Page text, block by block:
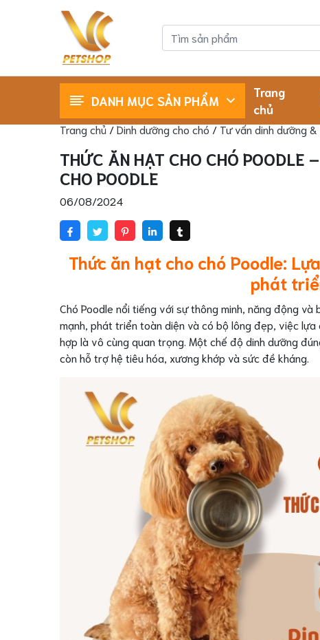
DANH MỤC SẢN PHẨM
Trang
chủ
Trang chủ/Dinh dưỡng cho chó/Tư vấn dinh dưỡng
THỨC ĂN HẠT CHO CHÓ POODLE
CHO POODLE
06/08/2024
Thức ăn hạt cho chó Poodle:
phát
Chó Poodle nổi tiếng với sự thông minh, năng động
mạnh, phát triển toàn diện và có bộ lông đẹp, việc
hợp là vô cùng quan trọng. Một chế độ dinh dưỡng
còn hỗ trợ hệ tiêu hóa, xương khớp và sức đề kháng.